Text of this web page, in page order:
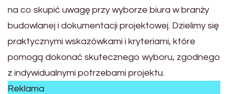
na co skupić uwagę przy wyborze biura w branży
budowlanej i dokumentacji projektowej. Dzielimy się
praktycznymi wskazówkami i kryteriami, które
pomogą dokonać skutecznego wyboru, zgodnego
z indywidualnymi potrzebami projektu.
Reklama